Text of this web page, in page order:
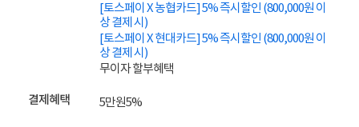
[토스페이 X 농협카드] 5% 즉시할인 (800,000원 이
상 결제 시)
[토스페이 X 현대카드] 5% 즉시할인 (800,000원 이
상 결제 시)
무이자 할부혜택
결제혜택 5만원5%